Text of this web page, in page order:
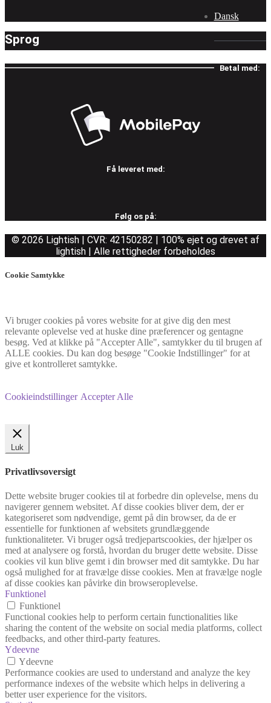
Sprog
Dansk
Betal med:
Få leveret med:
Følg os på:
© 2026 Lightish | CVR: 42150282 | 100% ejet og drevet af
lightish | Alle rettigheder forbeholdes
Cookie Samtykke
Vi bruger cookies på vores website for at give dig den mest
relevante oplevelse ved at huske dine præferencer og gentagne
besøg. Ved at klikke på "Accepter Alle", samtykker du til brugen af
ALLE cookies. Du kan dog besøge "Cookie Indstillinger" for at
give et kontrolleret samtykke.
Cookieindstillinger Accepter Alle
Luk
Privatlivsoversigt
Dette website bruger cookies til at forbedre din oplevelse, mens du
navigerer gennem websitet. Af disse cookies bliver dem, der er
kategoriseret som nødvendige, gemt på din browser, da de er
essentielle for funktionen af websitets grundlæggende
funktionaliteter. Vi bruger også tredjepartscookies, der hjælper os
med at analysere og forstå, hvordan du bruger dette website. Disse
cookies vil kun blive gemt i din browser med dit samtykke. Du har
også mulighed for at fravælge disse cookies. Men at fravælge nogle
af disse cookies kan påvirke din browseroplevelse.
Funktionel
Funktionel
Functional cookies help to perform certain functionalities like
sharing the content of the website on social media platforms, collect
feedbacks, and other third-party features.
Ydeevne
Ydeevne
Performance cookies are used to understand and analyze the key
performance indexes of the website which helps in delivering a
better user experience for the visitors.